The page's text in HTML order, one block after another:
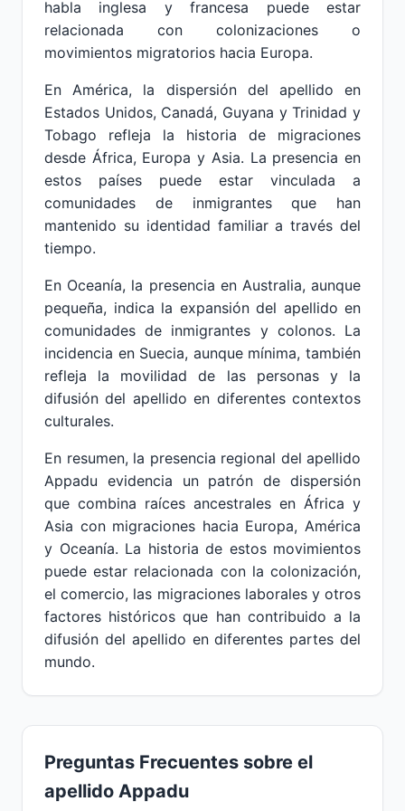
habla inglesa y francesa puede estar
relacionada con colonizaciones o
movimientos migratorios hacia Europa.
En América, la dispersión del apellido en
Estados Unidos, Canadá, Guyana y Trinidad y
Tobago refleja la historia de migraciones
desde África, Europa y Asia. La presencia en
estos países puede estar vinculada a
comunidades de inmigrantes que han
mantenido su identidad familiar a través del
tiempo.
En Oceanía, la presencia en Australia, aunque
pequeña, indica la expansión del apellido en
comunidades de inmigrantes y colonos. La
incidencia en Suecia, aunque mínima, también
refleja la movilidad de las personas y la
difusión del apellido en diferentes contextos
culturales.
En resumen, la presencia regional del apellido
Appadu evidencia un patrón de dispersión
que combina raíces ancestrales en África y
Asia con migraciones hacia Europa, América
y Oceanía. La historia de estos movimientos
puede estar relacionada con la colonización,
el comercio, las migraciones laborales y otros
factores históricos que han contribuido a la
difusión del apellido en diferentes partes del
mundo.
Preguntas Frecuentes sobre el
apellido Appadu